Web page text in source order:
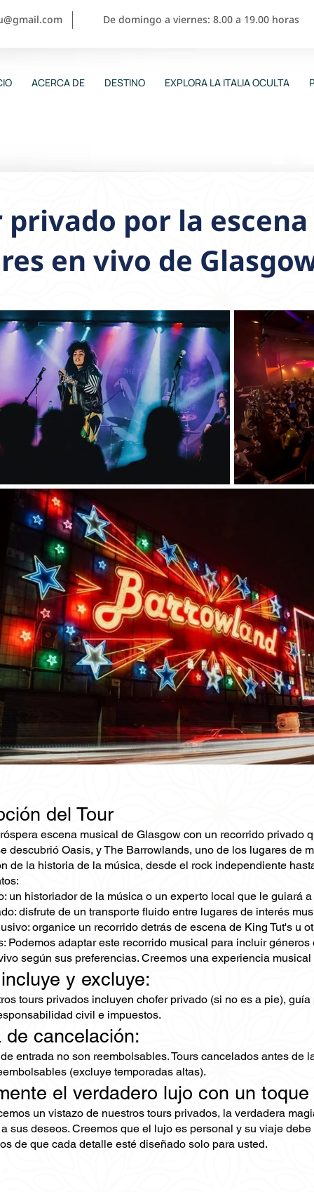
De domingo a viernes: 8.00 a 19.00 horas
ACERCA DE DESTINO EXPLORA LA ITALIA OCULTA
privado por la
en vivo de
del Tour
escena musical de Glasgow con un recorrido privado
descubrió Oasis, y The Barrowlands, uno de los lugares
de la historia de la música, desde el rock independiente
un historiador de la música o un experto local que le guiará
disfrute de un transporte fluido entre lugares de interés
organice un recorrido detrás de escena de King Tut's u
Podemos adaptar este recorrido musical para incluir
según sus preferencias. Creemos una experiencia
y excluye:
tours privados incluyen chofer privado (si no es a pie),
civil e impuestos.
de cancelación:
entrada no son reembolsables. Tours cancelados antes
(excluye temporadas altas).
el verdadero lujo con un
un vistazo de nuestros tours privados, la verdadera
sus deseos. Creemos que el lujo es personal y su viaje
de que cada detalle esté diseñado solo para usted.